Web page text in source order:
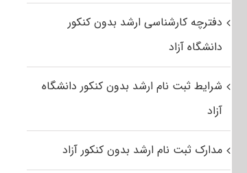
دفترچه کارشناسی ارشد بدون کنکور
دانشگاه آزاد
شرایط ثبت نام ارشد بدون کنکور دانشگاه
آزاد
مدارک ثبت نام ارشد بدون کنکور آزاد